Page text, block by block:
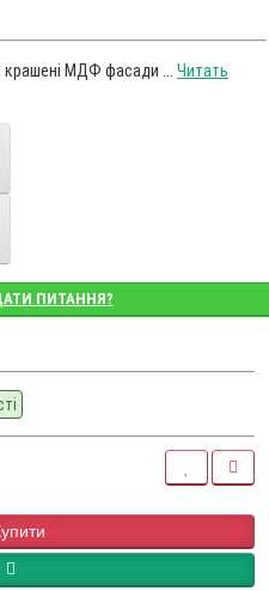
крашені МДФ фасади ... Читать
ПИТАННЯ?